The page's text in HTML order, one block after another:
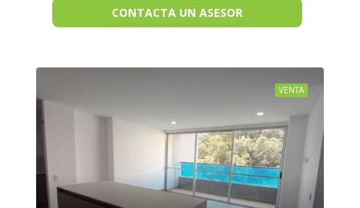
CONTACTA UN ASESOR
VENTA